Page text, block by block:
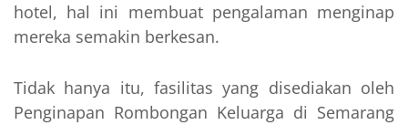
hotel, hal ini membuat pengalaman menginap
mereka semakin berkesan.
Tidak hanya itu, fasilitas yang disediakan oleh
Penginapan Rombongan Keluarga di Semarang